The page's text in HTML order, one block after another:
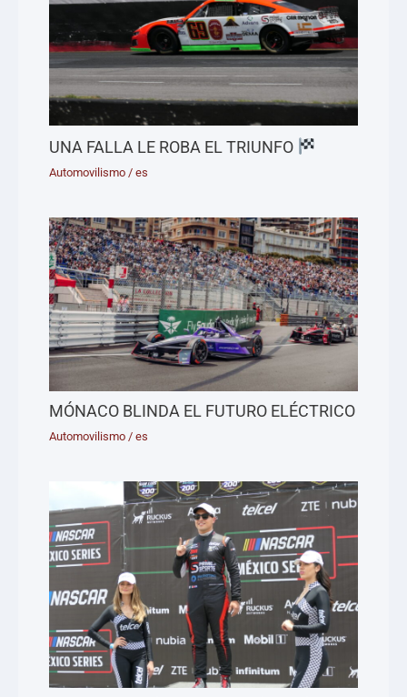
UNA FALLA LE ROBA EL TRIUNFO
Automovilismo /es
MÓNACO BLINDA EL FUTURO ELÉCTRICO
Automovilismo /es